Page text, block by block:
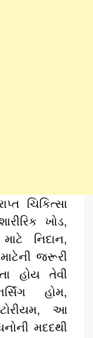
ચિકિત્સા
ખોડ,
નિદાન,
જરૂરી
હોય તેવી
હોમ,
આ
મદદથી